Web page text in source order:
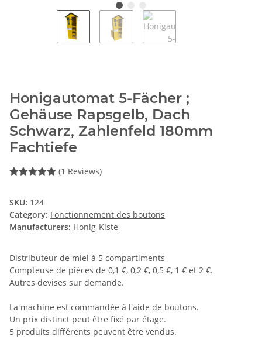
Honigautomat 5-Fächer ;
Gehäuse Rapsgelb, Dach
Schwarz, Zahlenfeld 180mm
Fachtiefe
(1 Reviews)
SKU: 124
Category: Fonctionnement des boutons
Manufacturers: Honig-Kiste
Distributeur de miel à 5 compartiments
Compteuse de pièces de 0,1 €, 0,2 €, 0,5 €, 1 € et 2 €.
Autres devises sur demande.
La machine est commandée à l'aide de boutons.
Un prix distinct peut être fixé par étage.
5 produits différents peuvent être vendus.